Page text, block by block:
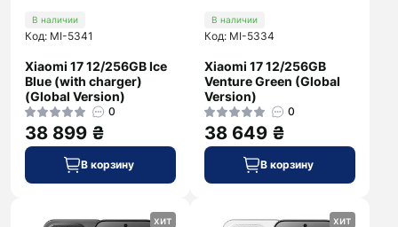
В наличии
Код: MI-5341
Xiaomi 17 12/256GB Ice
Blue (with charger)
(Global Version)
0
38 899 ₴
В корзину
В наличии
Код: MI-5334
Xiaomi 17 12/256GB
Venture Green (Global
Version)
0
38 649 ₴
В корзину
хит хит